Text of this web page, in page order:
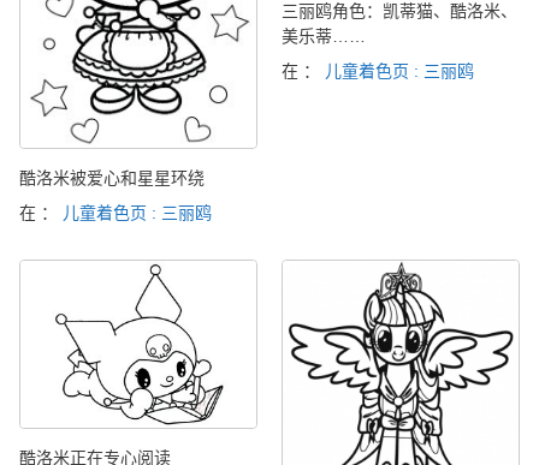
酷洛米被爱心和星星环绕
在 ：
儿童着色页 : 三丽鸥
三丽鸥角色：凯蒂猫、酷洛米、
美乐蒂……
在 ：
儿童着色页 : 三丽鸥
酷洛米正在专心阅读